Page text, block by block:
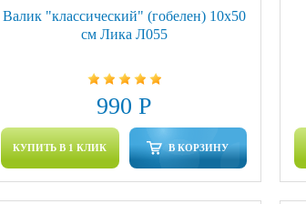
Валик "классический" (гобелен) 10х50
см Лика Л055
990 Р
КУПИТЬ В 1 КЛИК В КОРЗИНУ